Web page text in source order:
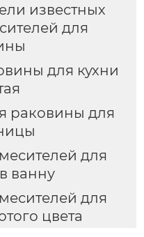
известных
для
для кухни
раковины для
для
ванну
для
цвета